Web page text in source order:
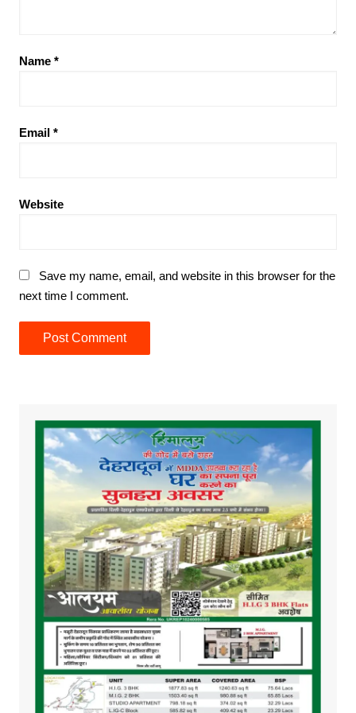
Name *
Email *
Website
Save my name, email, and website in this browser for the
next time I comment.